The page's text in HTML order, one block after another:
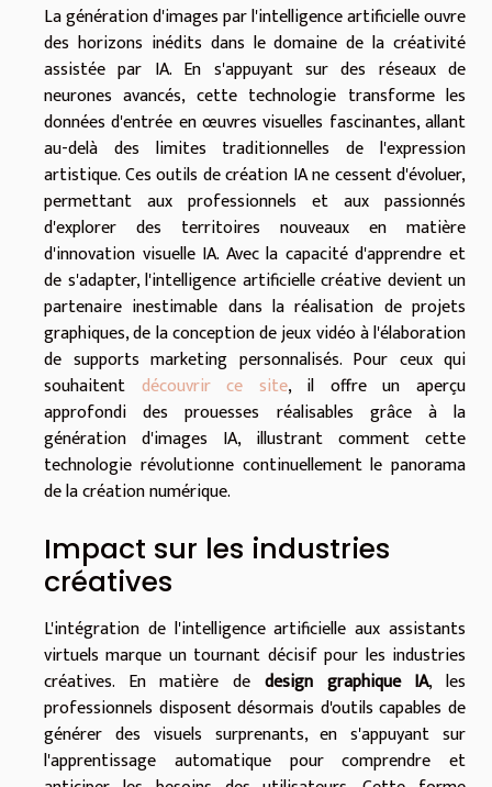
La génération d'images par l'intelligence artificielle ouvre
des horizons inédits dans le domaine de la créativité
assistée par IA. En s'appuyant sur des réseaux de
neurones avancés, cette technologie transforme les
données d'entrée en œuvres visuelles fascinantes, allant
au-delà des limites traditionnelles de l'expression
artistique. Ces outils de création IA ne cessent d'évoluer,
permettant aux professionnels et aux passionnés
d'explorer des territoires nouveaux en matière
d'innovation visuelle IA. Avec la capacité d'apprendre et
de s'adapter, l'intelligence artificielle créative devient un
partenaire inestimable dans la réalisation de projets
graphiques, de la conception de jeux vidéo à l'élaboration
de supports marketing personnalisés. Pour ceux qui
souhaitent découvrir ce site, il offre un aperçu
approfondi des prouesses réalisables grâce à la
génération d'images IA, illustrant comment cette
technologie révolutionne continuellement le panorama
de la création numérique.
Impact sur les industries
créatives
L'intégration de l'intelligence artificielle aux assistants
virtuels marque un tournant décisif pour les industries
créatives. En matière de design graphique IA, les
professionnels disposent désormais d'outils capables de
générer des visuels surprenants, en s'appuyant sur
l'apprentissage automatique pour comprendre et